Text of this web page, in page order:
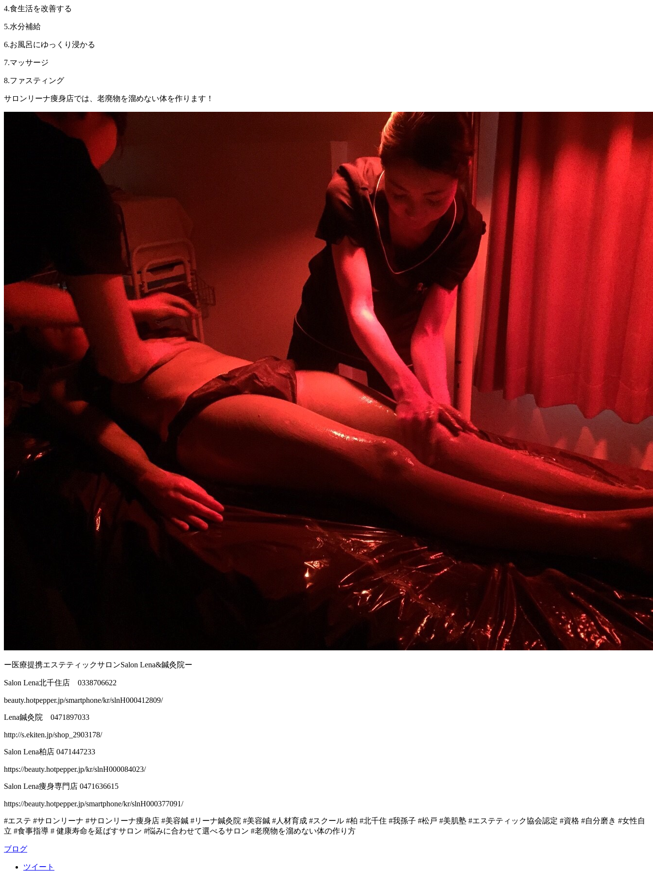
4.食生活を改善する
5.水分補給
6.お風呂にゆっくり浸かる
7.マッサージ
8.ファスティング
サロンリーナ痩身店では、老廃物を溜めない体を作ります！
ー医療提携エステティックサロンSalon Lena&鍼灸院ー
Salon Lena北千住店 0338706622
beauty.hotpepper.jp/smartphone/kr/slnH000412809/
Lena鍼灸院 0471897033
http://s.ekiten.jp/shop_2903178/
Salon Lena柏店 0471447233
https://beauty.hotpepper.jp/kr/slnH000084023/
Salon Lena痩身専門店 0471636615
https://beauty.hotpepper.jp/smartphone/kr/slnH000377091/
#エステ #サロンリーナ #サロンリーナ痩身店 #美容鍼 #リーナ鍼灸院 #美容鍼 #人材育成 #スクール #柏 #北千住 #我孫子 #松戸 #美肌塾 #エステティック協会認定 #資格 #自分磨き #女性自
立 #食事指導 # 健康寿命を延ばすサロン #悩みに合わせて選べるサロン #老廃物を溜めない体の作り方
ブログ
ツイート